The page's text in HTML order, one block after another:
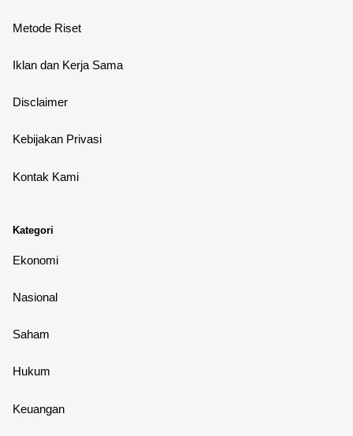
Metode Riset
Iklan dan Kerja Sama
Disclaimer
Kebijakan Privasi
Kontak Kami
Kategori
Ekonomi
Nasional
Saham
Hukum
Keuangan